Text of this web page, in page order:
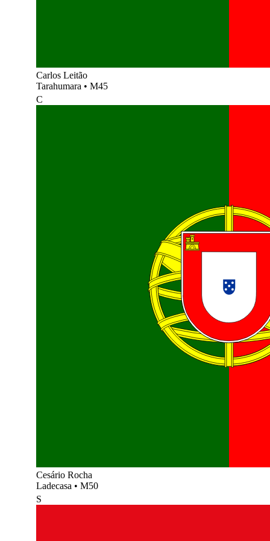
Carlos Leitão
Tarahumara • M45
C
Cesário Rocha
Ladecasa • M50
S